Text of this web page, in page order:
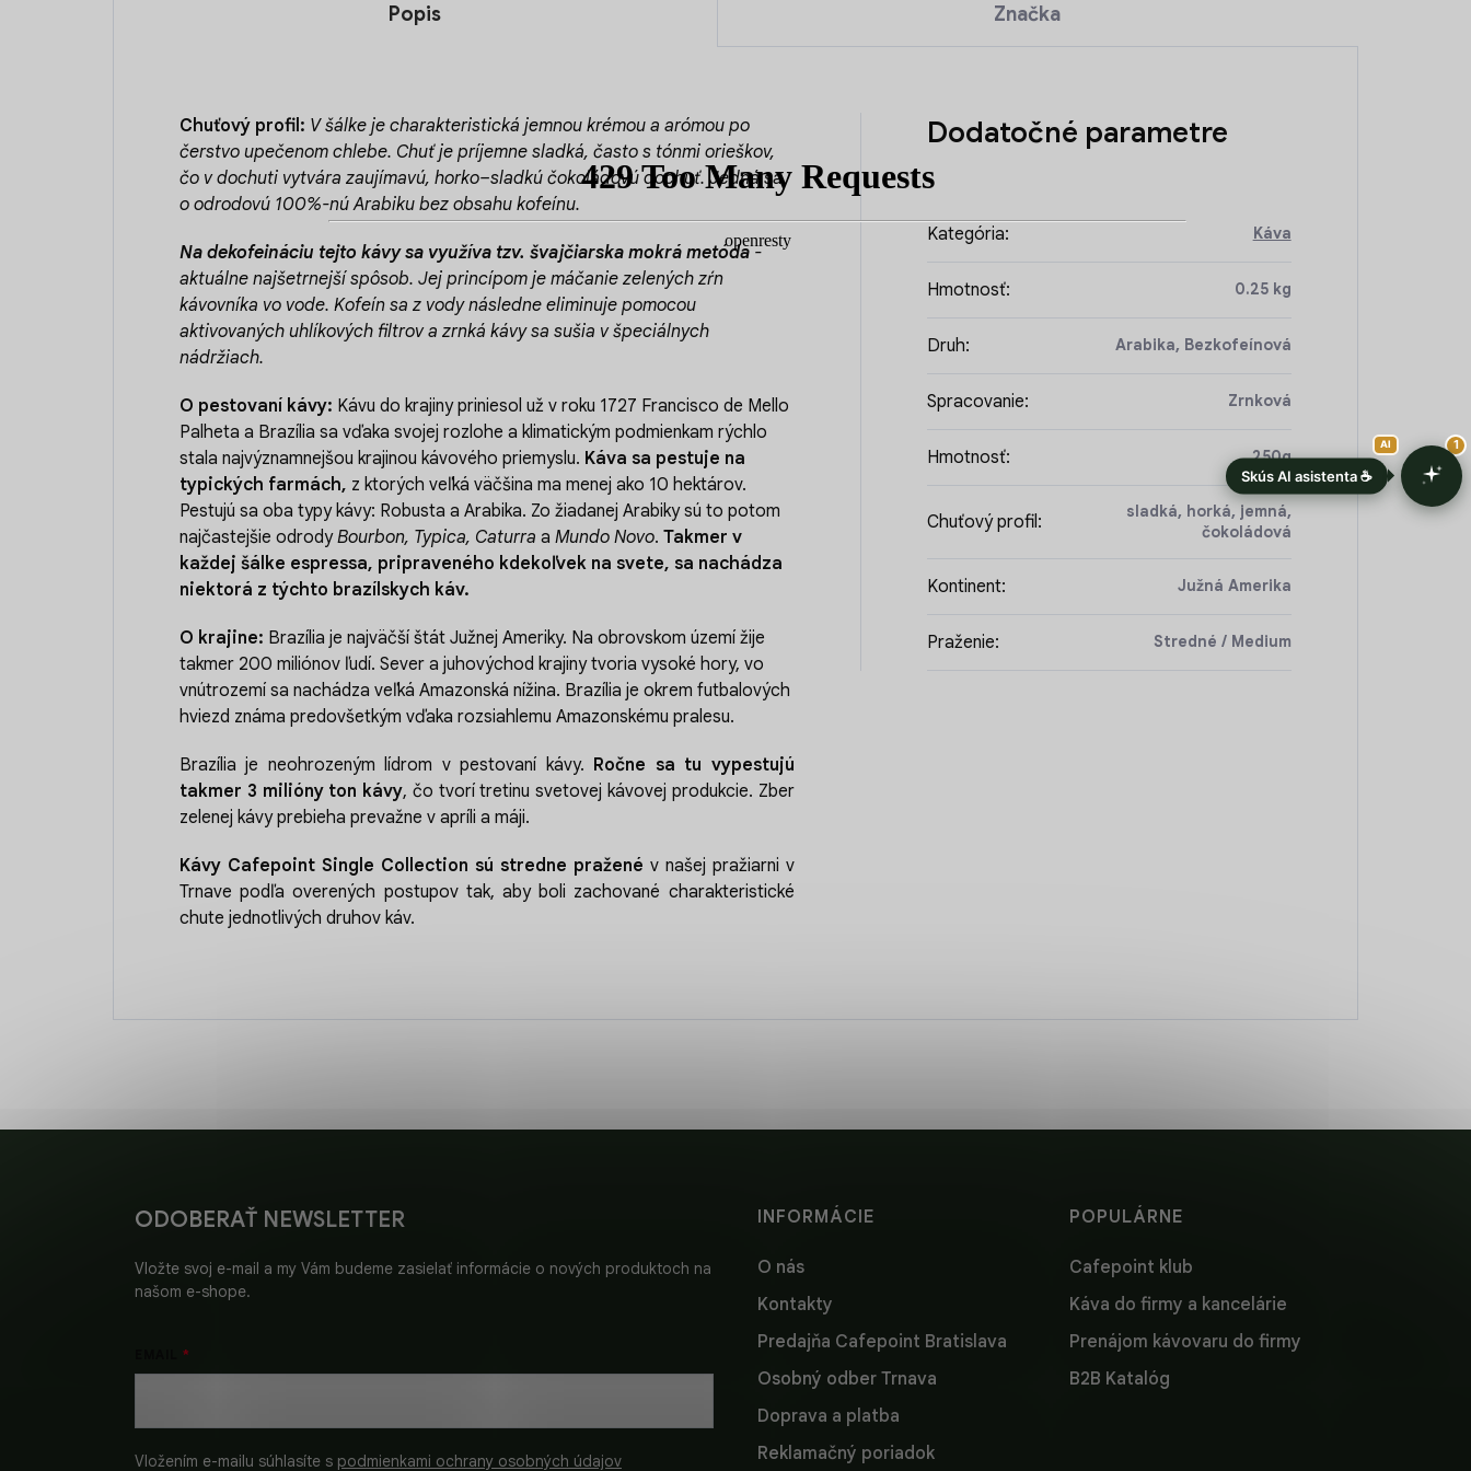
Popis Značka
Chuťový profil: V šálke je charakteristická jemnou krémou a arómou po
čerstvo upečenom chlebe. Chuť je príjemne sladká, často s tónmi orieškov,
čo v dochuti vytvára zaujímavú, horko–sladkú čokoládovú dochuť. Jedná sa
o odrodovú 100%-nú Arabiku bez obsahu kofeínu.
Na dekofeináciu tejto kávy sa využíva tzv. švajčiarska mokrá metóda-
aktuálne najšetrnejší spôsob. Jej princípom je máčanie zelených zŕn
kávovníka vo vode. Kofeín sa z vody následne eliminuje pomocou
aktivovaných uhlíkových filtrov a zrnká kávy sa sušia v špeciálnych
nádržiach.
O pestovaní kávy: Kávu do krajiny priniesol už v roku 1727 Francisco de Mello
Palheta a Brazília sa vďaka svojej rozlohe a klimatickým podmienkam rýchlo
stala najvýznamnejšou krajinou kávového priemyslu. Káva sa pestuje na
typických farmách, z ktorých veľká väčšina ma menej ako 10 hektárov.
Pestujú sa oba typy kávy: Robusta a Arabika. Zo žiadanej Arabiky sú to potom
najčastejšie odrodyBourbon, Typica, Caturra a Mundo Novo. Takmer v
každej šálke espressa, pripraveného kdekoľvek na svete, sa nachádza
niektorá z týchto brazílskych káv.
O krajine: Brazília je najväčší štát Južnej Ameriky. Na obrovskom území žije
takmer 200 miliónov ľudí. Sever a juhovýchod krajiny tvoria vysoké hory, vo
vnútrozemí sa nachádza veľká Amazonská nížina. Brazília je okrem futbalových
hviezd známa predovšetkým vďaka rozsiahlemu Amazonskému pralesu.
Brazília je neohrozeným lídrom v pestovaní kávy. Ročne sa tu vypestujú
takmer 3 milióny ton kávy, čo tvorí tretinu svetovej kávovej produkcie. Zber
zelenej kávy prebieha prevažne v apríli a máji.
Kávy Cafepoint Single Collection sú stredne pražené v našej pražiarni v
Trnave podľa overených postupov tak, aby boli zachované charakteristické
chute jednotlivých druhov káv.
Dodatočné parametre
Kategória: Káva
Hmotnosť: 0.25 kg
Druh: Arabika, Bezkofeínová
Spracovanie: Zrnková
Hmotnosť: 250g
Chuťový profil:
sladká, horká, jemná,
čokoládová
Kontinent: Južná Amerika
Praženie: Stredné / Medium
ODOBERAŤ NEWSLETTER
Vložte svoj e-mail a my Vám budeme zasielať informácie o nových produktoch na
našom e-shope.
Vložením e-mailu súhlasíte s podmienkami ochrany osobných údajov
INFORMÁCIE
O nás
Kontakty
Predajňa Cafepoint Bratislava
Osobný odber Trnava
Doprava a platba
Reklamačný poriadok
POPULÁRNE
Cafepoint klub
Káva do firmy a kancelárie
Prenájom kávovaru do firmy
B2B Katalóg